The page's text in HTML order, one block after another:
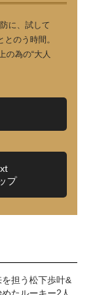
に、試して
のう時間。
の為の“大人
プ
担う松下歩叶&